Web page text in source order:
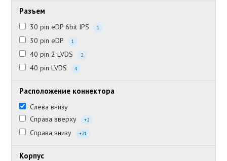
Разъем
30 pin eDP 6bit IPS 1
30 pin eDP 1
40 pin 2 LVDS 2
40 pin LVDS 4
Расположение коннектора
Слева внизу
Справа вверху
+2
Справа внизу +21
Корпус